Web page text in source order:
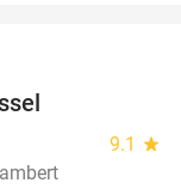
9.1 star